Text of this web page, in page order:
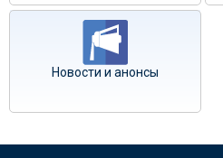
Новости и анонсы